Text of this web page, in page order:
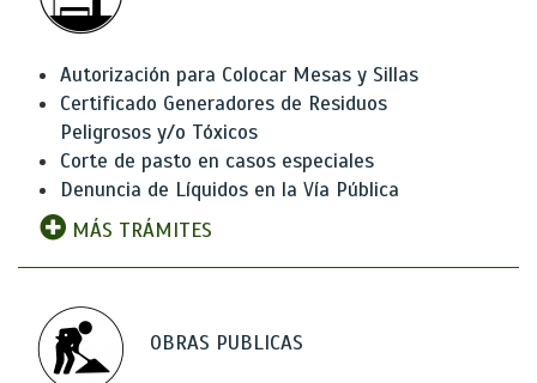
Autorización para Colocar Mesas y Sillas
Certificado Generadores de Residuos
Peligrosos y/o Tóxicos
Corte de pasto en casos especiales
Denuncia de Líquidos en la Vía Pública
MÁS TRÁMITES
OBRAS PUBLICAS